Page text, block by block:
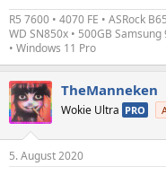
R5 7600 • 4070 FE • ASRock
WD SN850x • 500GB
• Windows 11 Pro
TheManneken
Wokie Ultra PRO
5. August 2020